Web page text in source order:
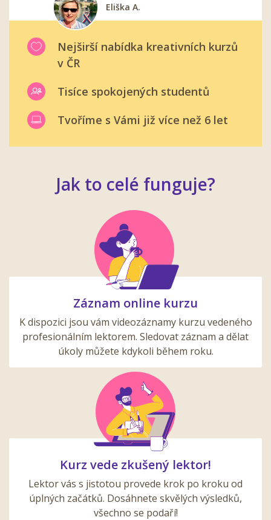
Eliška A.
Jan B.
Jitka S.
Kateřina Š.
Pavel K.
Nejširší nabídka kreativních kurzů
v ČR
Tisíce spokojených studentů
Tvoříme s Vámi již více než 6 let
Jak to celé funguje?
Záznam online kurzu
K dispozici jsou vám videozáznamy kurzu vedeného
profesionálním lektorem. Sledovat záznam a dělat
úkoly můžete kdykoli během roku.
Kurz vede zkušený lektor!
Lektor vás s jistotou provede krok po kroku od
úplných začátků. Dosáhnete skvělých výsledků,
všechno se podaří!